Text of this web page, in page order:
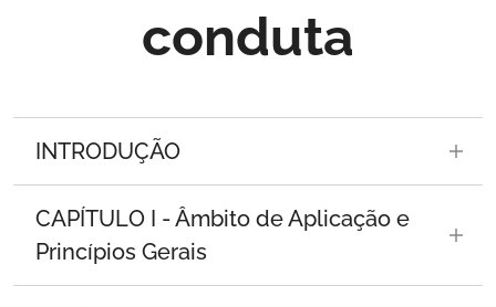
conduta
INTRODUÇÃO
As fundações são instituições privadas sem
fins lucrativos, que visam contribuir para o
bem comum e que são dotadas dos bens e do
CAPÍTULO I - Âmbito de Aplicação e
Princípios Gerais